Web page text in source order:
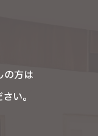
の方は
い。